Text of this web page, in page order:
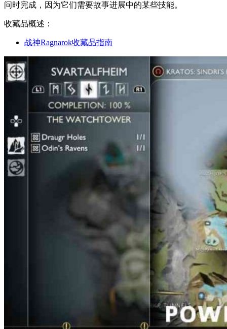
问时完成，因为它们需要故事进展中的某些技能。
收藏品概述：
战神Ragnarok收藏品指南